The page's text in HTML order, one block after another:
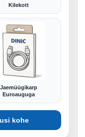
Kilekott
Jaemüügikarp
Euroauguga
kohe